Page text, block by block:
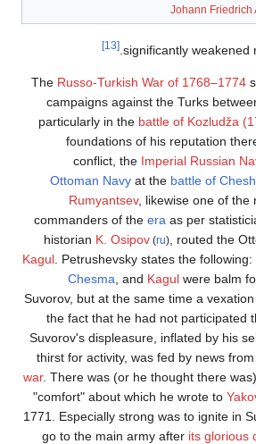
Johann Friedrich
significantly weakened
[13]
The Russo-Turkish War of 1768–1774
campaigns against the Turks
particularly in the battle of Kozludža
foundations of his reputation
conflict, the Imperial Russian
Ottoman Navy at the battle of
Rumyantsev, likewise one of the
commanders of the era as per
historian K. Osipov (ru) , routed the
Kagul . Petrushevsky states the
Chesma , and Kagul were balm
Suvorov, but at the same time a
the fact that he had not participated
Suvorov's displeasure, inflated by his
thirst for activity, was fed by news
war. There was (or he thought there
"comfort" about which he wrote to
1771. Especially strong was to ignite in
go to the main army after its glorious